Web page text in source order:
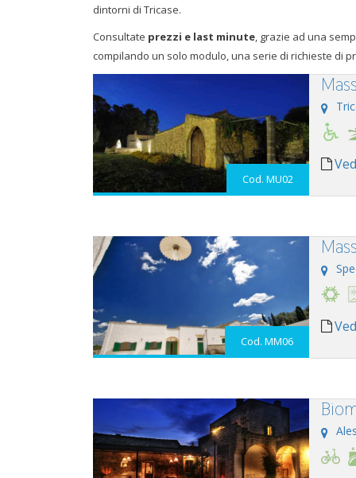
dintorni di Tricase.
Consultate prezzi e last minute, grazie ad una
compilando un solo modulo, una serie di richieste di
Cod. MU02
Cod. MM06